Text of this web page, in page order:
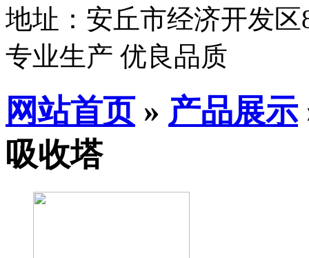
地址：安丘市经济开发区
专业生产 优良品质
网站首页» 产品展示
吸收塔